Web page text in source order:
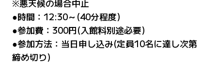
※悪天候の場合中止
●時間：12:30～(40分程度)
●参加費：300円(入館料別途必要)
●参加方法：当日申し込み(定員10名に達し次第
締め切り)